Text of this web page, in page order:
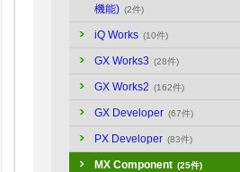
機能) (2件)
iQ Works (10件)
GX Works3 (28件)
GX Works2 (162件)
GX Developer (67件)
PX Developer (83件)
MX Component (25件)